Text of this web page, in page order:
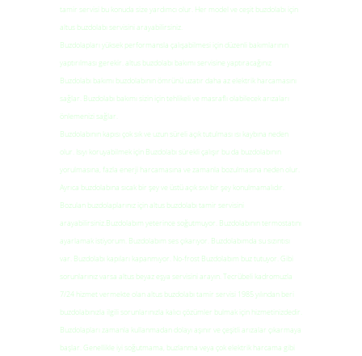
tamir servisi bu konuda size yardımcı olur. Her model ve ceşit buzdolabı için
altus buzdolabı servisini arayabilirsiniz.
Buzdolapları yüksek performansla çalışabilmesi için düzenli bakımlarının
yaptırılması gerekir. altus buzdolabı bakımı servisine yaptıracağınız
Buzdolabı bakımı buzdolabının ömrünü uzatır daha az elektrik harcamasını
sağlar. Buzdolabı bakımı sizin için tehlikeli ve masraflı olabilecek arızaları
önlemenizi sağlar.
Buzdolabının kapısı çok sık ve uzun süreli açık tutulması ısı kaybına neden
olur. Isıyı koruyabilmek için Buzdolabı sürekli çalışır bu da buzdolabının
yorulmasına, fazla enerji harcamasına ve zamanla bozulmasına neden olur.
Ayrıca buzdolabına sıcak bir şey ve üstü açık sıvı bir şey konulmamalıdır.
Bozulan buzdolaplarınız için altus buzdolabı tamir servisini
arayabilirsiniz.Buzdolabım yeterince soğutmuyor. Buzdolabının termostatını
ayarlamak istiyorum. Buzdolabım ses çıkarıyor. Buzdolabımda su sızıntısı
var. Buzdolabı kapıları kapanmıyor. No-frost Buzdolabım buz tutuyor. Gibi
sorunlarınız varsa altus beyaz eşya servisini arayın. Tecrübeli kadromuzla
7/24 hizmet vermekte olan altus buzdolabı tamir servisi 1985 yılından beri
buzdolabınızla ilgili sorunlarınızla kalıcı çözümler bulmak için hizmetinizdedir.
Buzdolapları zamanla kullanmadan dolayı aşınır ve çeşitli arızalar çıkarmaya
başlar. Genellikle iyi soğutmama, buzlanma veya çok elektrik harcama gibi